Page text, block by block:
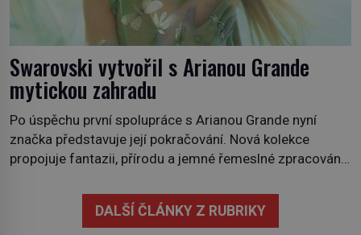
Swarovski vytvořil s Arianou Grande
mytickou zahradu
Po úspěchu první spolupráce s Arianou Grande nyní
značka představuje její pokračování. Nová kolekce
propojuje fantazii, přírodu a jemné řemeslné zpracování
třicítka šperků působí hravě a zároveň rafinovaně.
Spolupráce mezi značkou Swarovski a zpěvačkou a
DALŠÍ ČLÁNKY Z RUBRIKY